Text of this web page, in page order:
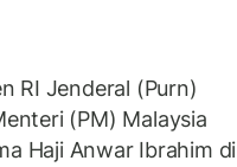
RI Jenderal (Purn)
(PM) Malaysia
Haji Anwar Ibrahim di